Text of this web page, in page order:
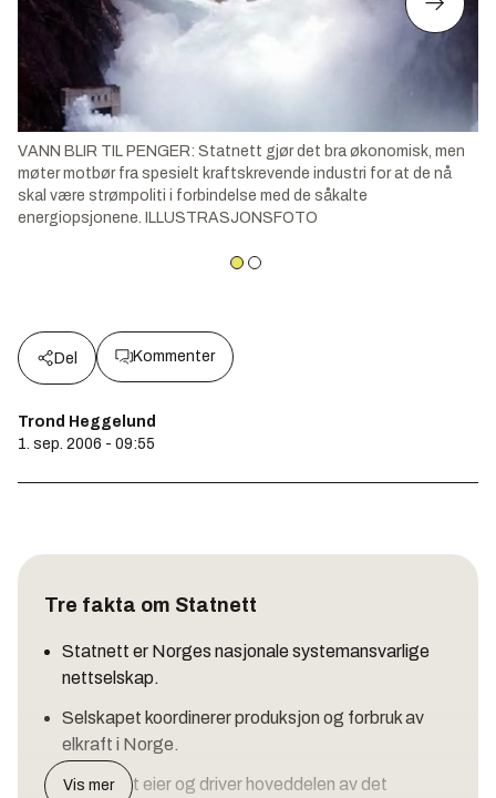
VANN BLIR TIL PENGER: Statnett gjør det bra økonomisk, men
møter motbør fra spesielt kraftskrevende industri for at de nå
skal være strømpoliti i forbindelse med de såkalte
energiopsjonene. ILLUSTRASJONSFOTO
Del Kommenter
Trond Heggelund
1. sep. 2006 - 09:55
Tre fakta om Statnett
Statnett er Norges nasjonale systemansvarlige
nettselskap.
Selskapet koordinerer produksjon og forbruk av
elkraft i Norge.
Statenett eier og driver hoveddelen av det
Vis mer